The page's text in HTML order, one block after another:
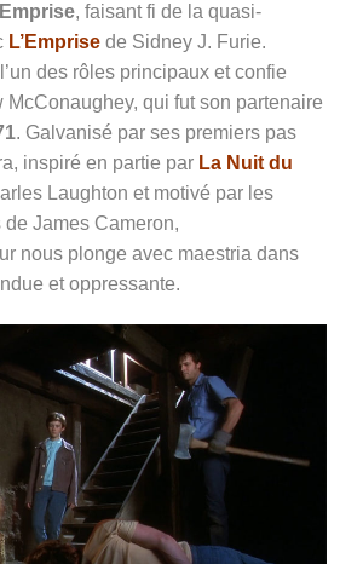
Emprise, faisant fi de la quasi-
L’Emprise de Sidney J. Furie.
des rôles principaux et confie
McConaughey, qui fut son partenaire
. Galvanisé par ses premiers pas
inspiré en partie par La Nuit du
Laughton et motivé par les
James Cameron,
nous plonge avec maestria dans
et oppressante.